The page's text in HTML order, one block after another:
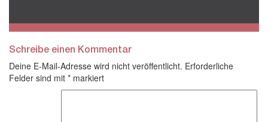
Schreibe einen Kommentar
Deine E-Mail-Adresse wird nicht veröffentlicht. Erforderliche
Felder sind mit * markiert